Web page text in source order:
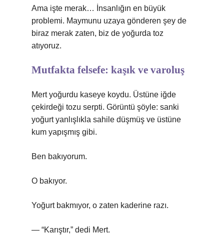
Ama işte merak… İnsanlığın en büyük
problemi. Maymunu uzaya gönderen şey de
biraz merak zaten, biz de yoğurda toz
atıyoruz.
Mutfakta felsefe: kaşık ve varoluş
Mert yoğurdu kaseye koydu. Üstüne iğde
çekirdeği tozu serpti. Görüntü şöyle: sanki
yoğurt yanlışlıkla sahile düşmüş ve üstüne
kum yapışmış gibi.
Ben bakıyorum.
O bakıyor.
Yoğurt bakmıyor, o zaten kaderine razı.
— “Karıştır,” dedi Mert.